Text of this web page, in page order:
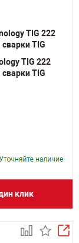
TIG 222
TIG
клик